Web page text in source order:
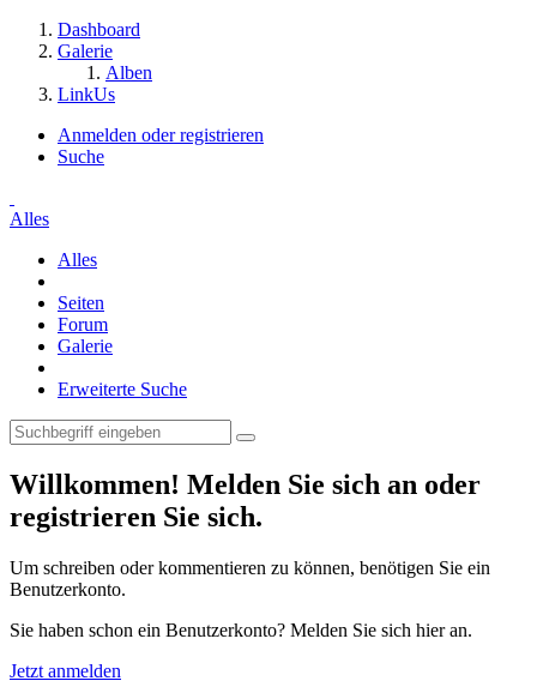
Dashboard
Galerie
Alben
LinkUs
Anmelden oder registrieren
Suche
Alles
Alles
Seiten
Forum
Galerie
Erweiterte Suche
Willkommen! Melden Sie sich an oder
registrieren Sie sich.
Um schreiben oder kommentieren zu können, benötigen Sie ein
Benutzerkonto.
Sie haben schon ein Benutzerkonto? Melden Sie sich hier an.
Jetzt anmelden